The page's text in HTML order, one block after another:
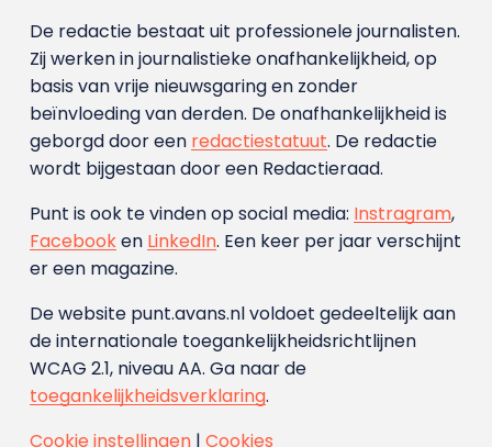
De redactie bestaat uit professionele journalisten.
Zij werken in journalistieke onafhankelijkheid, op
basis van vrije nieuwsgaring en zonder
beïnvloeding van derden. De onafhankelijkheid is
geborgd door een redactiestatuut. De redactie
wordt bijgestaan door een Redactieraad.
Punt is ook te vinden op social media: Instragram,
Facebooken LinkedIn. Een keer per jaar verschijnt
er een magazine.
De website punt.avans.nl voldoet gedeeltelijk aan
de internationale toegankelijkheidsrichtlijnen
WCAG 2.1, niveau AA. Ga naar de
toegankelijkheidsverklaring.
Cookie instellingen| Cookies